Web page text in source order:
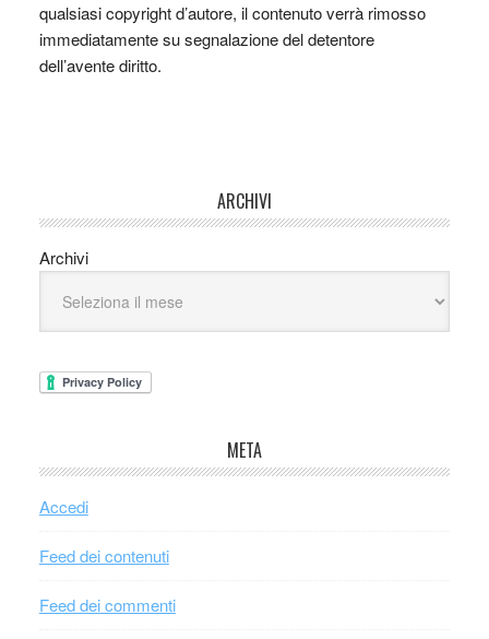
qualsiasi copyright d’autore, il contenuto verrà rimosso
immediatamente su segnalazione del detentore
dell’avente diritto.
ARCHIVI
Archivi
META
Accedi
Feed dei contenuti
Feed dei commenti